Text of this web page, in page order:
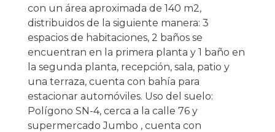
con un área aproximada de 140 m2,
distribuidos de la siguiente manera: 3
espacios de habitaciones, 2 baños se
encuentran en la primera planta y 1 baño en
la segunda planta, recepción, sala, patio y
una terraza, cuenta con bahía para
estacionar automóviles. Uso del suelo:
Polígono SN-4, cerca a la calle 76 y
supermercado Jumbo , cuenta con